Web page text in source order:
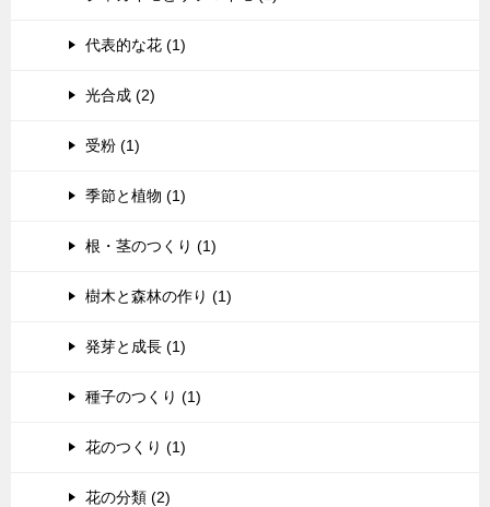
代表的な花 (1)
光合成 (2)
受粉 (1)
季節と植物 (1)
根・茎のつくり (1)
樹木と森林の作り (1)
発芽と成長 (1)
種子のつくり (1)
花のつくり (1)
花の分類 (2)